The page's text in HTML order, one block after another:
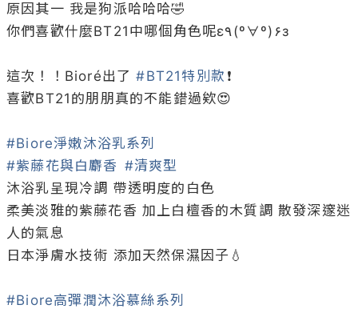
原因其一 我是狗派哈哈哈🤣
你們喜歡什麼BT21中哪個角色呢ε٩(º∀º)۶з
這次！！Bioré出了 #BT21特別款 ❗️
喜歡BT21的朋朋真的不能錯過欸😍
#Biore淨嫩沐浴乳系列
#紫藤花與白麝香 #清爽型
沐浴乳呈現冷調 帶透明度的白色
柔美淡雅的紫藤花香 加上白檀香的木質調 散發深邃迷
人的氣息
日本淨膚水技術 添加天然保濕因子💧
#Biore高彈潤沐浴慕絲系列